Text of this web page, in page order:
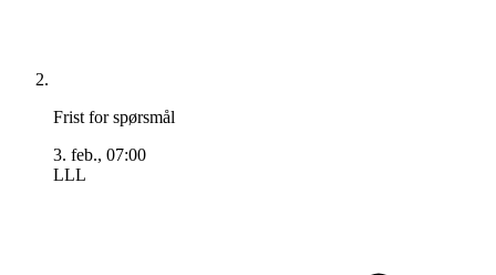
Frist for spørsmål
3. feb., 07:00
LLL